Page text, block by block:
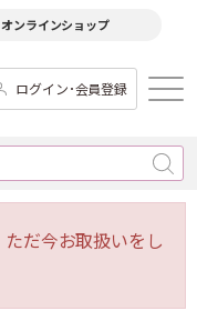
オンラインショップ
ログイン･会員登録
だ今お取扱いをし